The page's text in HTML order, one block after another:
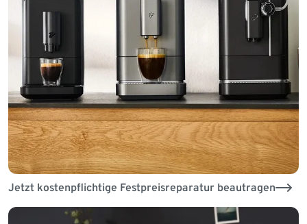
Jetzt kostenpflichtige Festpreisreparatur beautragen